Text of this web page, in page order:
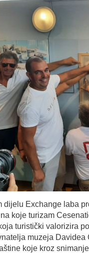
dijelu Exchange laba
koje turizam
turistički valorizira
muzeja
koje kroz